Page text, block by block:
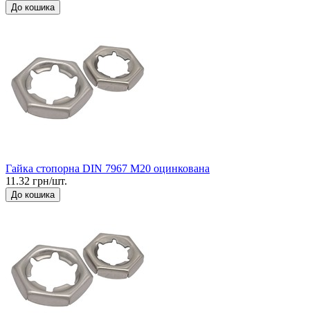
До кошика
Гайка стопорна DIN 7967 М20 оцинкована
11.32 грн/шт.
До кошика